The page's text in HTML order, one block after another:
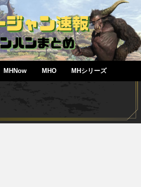
MHNow MHO MHシリーズ